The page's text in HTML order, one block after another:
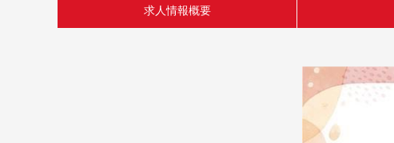
求人情報概要